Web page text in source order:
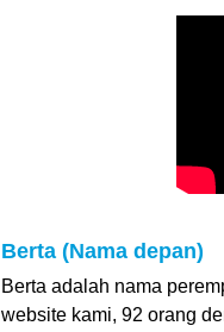
Berta (Nama depan)
Berta adalah nama
website kami, 92 orang